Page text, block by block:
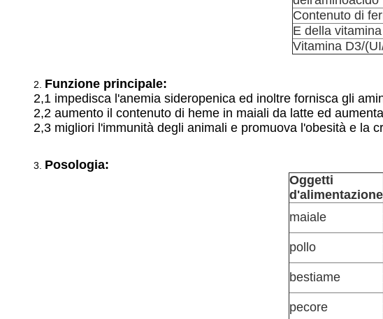
Contenuto di
E della
Vitamina D3/
2. Funzione principale:
2,1 impedisca l'anemia sideropenica ed inoltre fornisca gli
2,2 aumento il contenuto di heme in maiali da latte ed
2,3 migliori l'immunità degli animali e promuova l'obesità e la
3. Posologia:
Oggetti
d'alimentazione
maiale
pollo
bestiame
pecore